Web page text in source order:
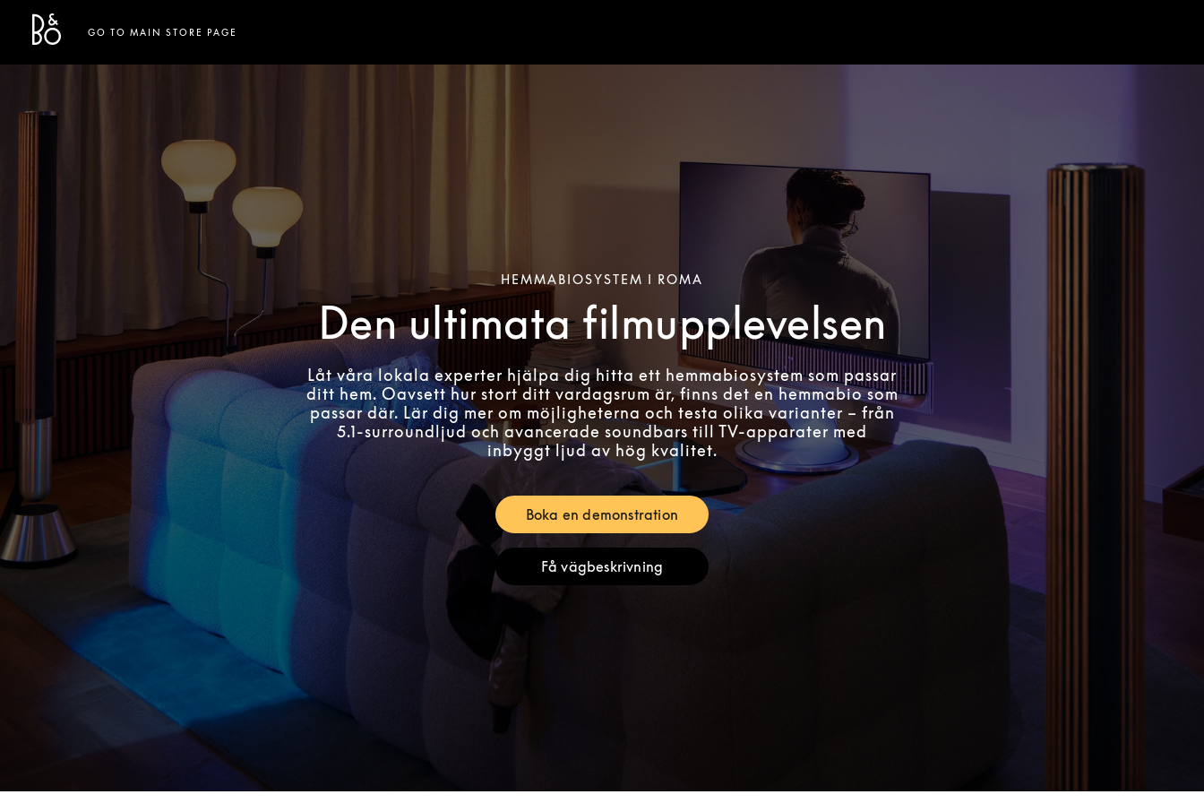
Bang & Olufsen - Exist to Create
Link Opens in New Tab
GO TO MAIN STORE PAGE
HEMMABIOSYSTEM I ROMA
Den ultimata filmupplevelsen
Låt våra lokala experter hjälpa dig hitta ett hemmabiosystem som passar
ditt hem. Oavsett hur stort ditt vardagsrum är, finns det en hemmabio som
passar där. Lär dig mer om möjligheterna och testa olika varianter – från
5.1-surroundljud och avancerade soundbars till TV-apparater med
inbyggt ljud av hög kvalitet.
Boka en demonstration
Link Opens in New Tab
Få vägbeskrivningLink Opens in New Tab